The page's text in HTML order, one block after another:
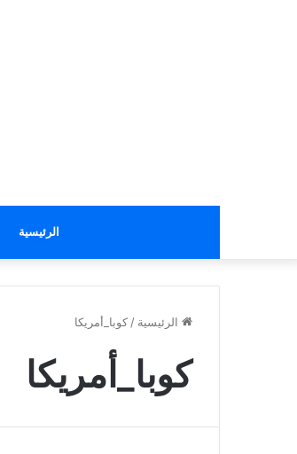
الرئيسية
الرئيسية / كوبا_أمريكا
كوبا_أمريكا